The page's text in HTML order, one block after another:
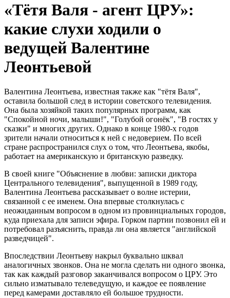
«Тётя Валя - агент ЦРУ»:
какие слухи ходили о
ведущей Валентине
Леонтьевой
Валентина Леонтьева, известная также как "тётя Валя",
оставила большой след в истории советского телевидения.
Она была хозяйкой таких популярных программ, как
"Спокойной ночи, малыши!", "Голубой огонёк", "В гостях у
сказки" и многих других. Однако в конце 1980-х годов
зрители начали относиться к ней с недоверием. По всей
стране распространился слух о том, что Леонтьева, якобы,
работает на американскую и британскую разведку.
В своей книге "Объяснение в любви: записки диктора
Центрального телевидения", выпущенной в 1989 году,
Валентина Леонтьева рассказывает о волне истерии,
связанной с ее именем. Она впервые столкнулась с
неожиданным вопросом в одном из провинциальных городов,
куда приехала для записи эфира. Горком партии позвонил ей и
потребовал разъяснить, правда ли она является "английской
разведчицей".
Впоследствии Леонтьеву накрыл буквально шквал
аналогичных звонков. Она не могла сделать ни одного звонка,
так как каждый разговор заканчивался вопросом о ЦРУ. Это
сильно изматывало телеведущую, и каждое ее появление
перед камерами доставляло ей большое трудности.